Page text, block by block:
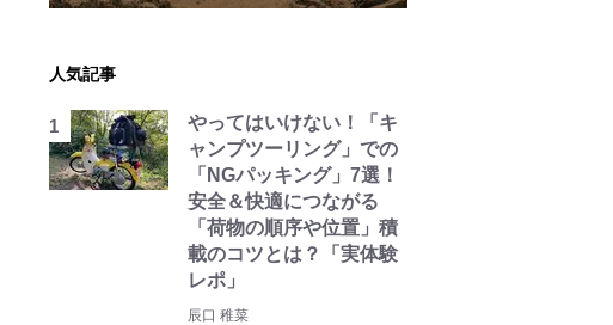
人気記事
やってはいけない！「キ
ャンプツーリング」での
「NGパッキング」7選！
安全＆快適につながる
「荷物の順序や位置」積
載のコツとは？「実体験
レポ」
辰口 稚菜